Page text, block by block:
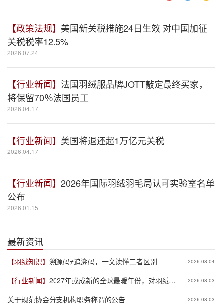
【政策法规】 美国新关税措施24日生效 对中国加征
关税税率12.5%
2026.07.24
【行业新闻】 法国羽绒服品牌JOTT敲定最终买家，
将保留70％法国员工
2026.04.17
【行业新闻】 美国将退还超1万亿元关税
2026.04.17
【行业新闻】 2026年国际羽绒羽毛局认可实验室名单
公布
2026.01.15
最新资讯
【羽绒知识】 溯源码≠追溯码，一文读懂二者区别 2026.08.04
【行业新闻】 2027年或成新的全球最暖年份，对羽绒产
业有何影响？
2026.08.03
关于规范协会分支机构职务称谓的公告 2026.08.03